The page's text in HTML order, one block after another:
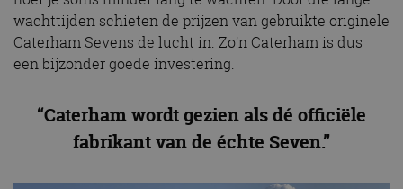
wachttijden schieten de prijzen van gebruikte originele
Caterham Sevens de lucht in. Zo’n Caterham is dus
een bijzonder goede investering.
“Caterham wordt gezien als dé officiële
fabrikant van de échte Seven.”